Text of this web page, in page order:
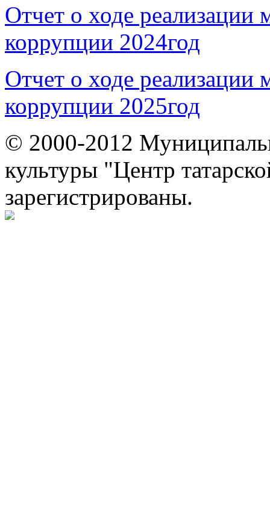
Отчет о ходе реализации
коррупции 2024год
Отчет о ходе реализации
коррупции 2025год
© 2000-2012
культуры "Центр
зарегистрированы.